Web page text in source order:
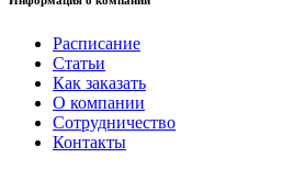
Расписание
Статьи
Как заказать
О компании
Сотрудничество
Контакты